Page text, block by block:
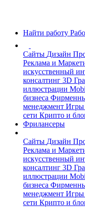
Найти работу
Сайты Дизайн
Реклама и
искусственный
консалтинг 3D
иллюстрации
бизнеса
менеджмент Игры
сети Крипто и
Фрилансеры
Сайты Дизайн
Реклама и
искусственный
консалтинг 3D
иллюстрации
бизнеса
менеджмент Игры
сети Крипто и